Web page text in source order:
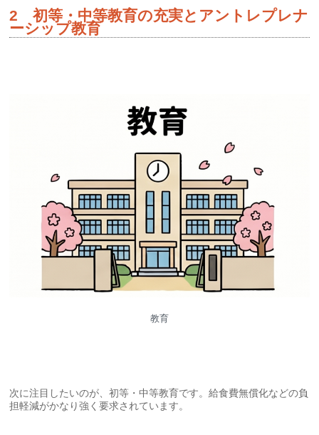
2 初等・中等教育の充実とアントレプレナ
ーシップ教育
教育
次に注目したいのが、初等・中等教育です。給食費無償化などの負
担軽減がかなり強く要求されています。